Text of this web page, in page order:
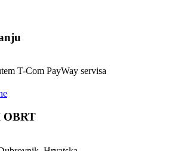
T-Com PayWay servisa
OBRT